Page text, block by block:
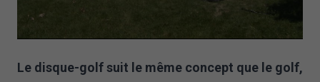
Le disque-golf suit le même concept que le golf,